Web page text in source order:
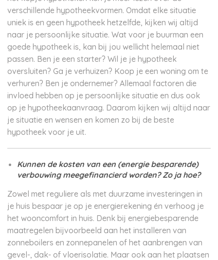
verschillende hypotheekvormen. Omdat elke situatie
uniek is en geen hypotheek hetzelfde, kijken wij altijd
naar je persoonlijke situatie. Wat voor je buurman een
goede hypotheek is, kan bij jou wellicht helemaal niet
passen. Ben je een starter? Wil je je hypotheek
oversluiten? Ga je verhuizen? Koop je een woning om te
verhuren? Ben je ondernemer? Allemaal factoren die
invloed hebben op je persoonlijke situatie en dus ook
op je hypotheekaanvraag. Daarom kijken wij altijd naar
je situatie en wensen en komen zo bij de beste
hypotheek voor je uit.
Kunnen de kosten van een (energie besparende)
verbouwing meegefinancierd worden? Zo ja hoe?
Zowel met reguliere als met duurzame investeringen in
je huis bespaar je op je energierekening én verhoog je
het wooncomfort in huis. Denk bij energiebesparende
maatregelen bijvoorbeeld aan het installeren van
zonneboilers en zonnepanelen of het aanbrengen van
gevel-, dak- of vloerisolatie. Maar ook aan het plaatsen